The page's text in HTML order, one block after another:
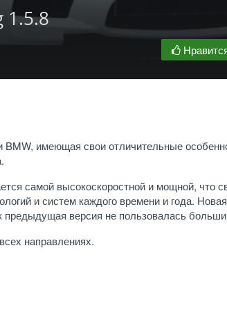
1.5.8
имеющая свои отличительные
самой высокоскоростной и мощной, что
и систем каждого времени и года.
предыдущая версия не пользовалась
направлениях.